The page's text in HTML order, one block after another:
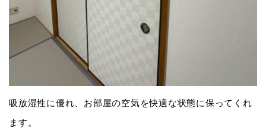
吸放湿性に優れ、お部屋の空気を快適な状態に保ってくれ
ます。